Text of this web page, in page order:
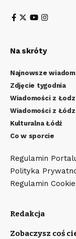
Na skróty
Najnowsze
Zdjęcie tygodnia
Wiadomości z
Wiadomości z
Kulturalna Łódź
Co w sporcie
Regulamin
Polityka
Regulamin
Redakcja
Zobaczysz coś